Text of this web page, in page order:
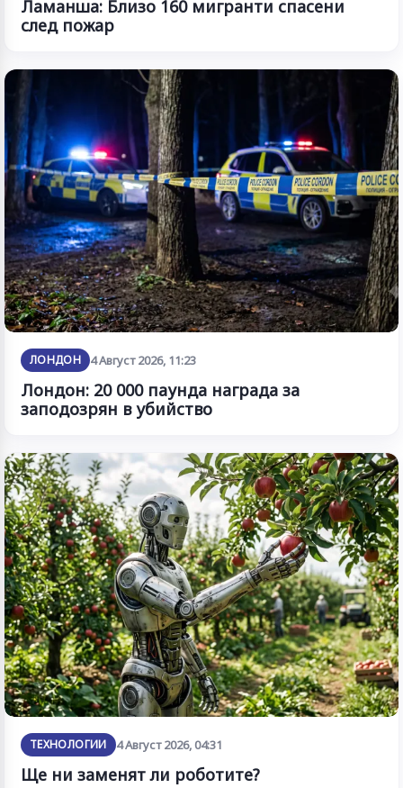
Ламанша: Близо 160 мигранти спасени
след пожар
ЛОНДОН 4 Август 2026, 11:23
Лондон: 20 000 паунда награда за
заподозрян в убийство
ТЕХНОЛОГИИ 4 Август 2026, 04:31
Ще ни заменят ли роботите?